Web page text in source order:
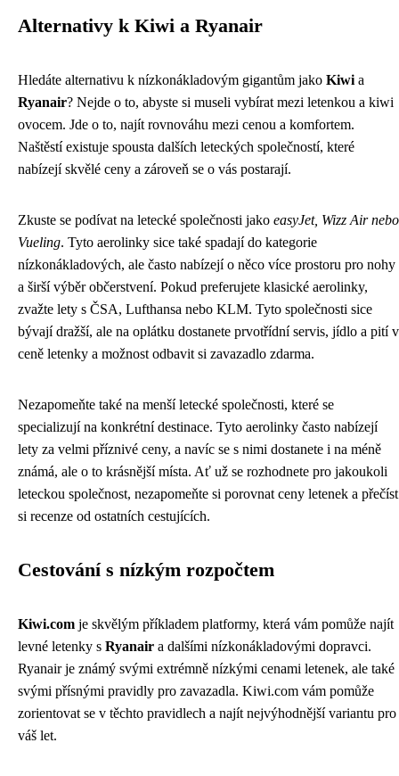
Alternativy k Kiwi a Ryanair
Hledáte alternativu k nízkonákladovým gigantům jako Kiwi a
Ryanair? Nejde o to, abyste si museli vybírat mezi letenkou a kiwi
ovocem. Jde o to, najít rovnováhu mezi cenou a komfortem.
Naštěstí existuje spousta dalších leteckých společností, které
nabízejí skvělé ceny a zároveň se o vás postarají.
Zkuste se podívat na letecké společnosti jako easyJet, Wizz Air nebo
Vueling. Tyto aerolinky sice také spadají do kategorie
nízkonákladových, ale často nabízejí o něco více prostoru pro nohy
a širší výběr občerstvení. Pokud preferujete klasické aerolinky,
zvažte lety s ČSA, Lufthansa nebo KLM. Tyto společnosti sice
bývají dražší, ale na oplátku dostanete prvotřídní servis, jídlo a pití v
ceně letenky a možnost odbavit si zavazadlo zdarma.
Nezapomeňte také na menší letecké společnosti, které se
specializují na konkrétní destinace. Tyto aerolinky často nabízejí
lety za velmi příznivé ceny, a navíc se s nimi dostanete i na méně
známá, ale o to krásnější místa. Ať už se rozhodnete pro jakoukoli
leteckou společnost, nezapomeňte si porovnat ceny letenek a přečíst
si recenze od ostatních cestujících.
Cestování s nízkým rozpočtem
Kiwi.com je skvělým příkladem platformy, která vám pomůže najít
levné letenky s Ryanair a dalšími nízkonákladovými dopravci.
Ryanair je známý svými extrémně nízkými cenami letenek, ale také
svými přísnými pravidly pro zavazadla. Kiwi.com vám pomůže
zorientovat se v těchto pravidlech a najít nejvýhodnější variantu pro
váš let.